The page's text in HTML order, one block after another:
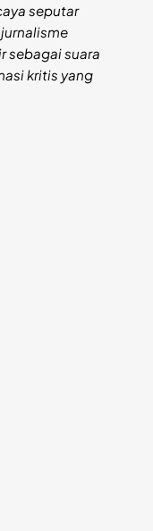
seputar
sebagai suara
kritis yang